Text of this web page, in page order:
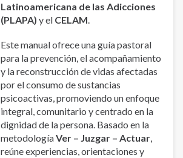
Latinoamericana de las Adicciones
(PLAPA) y el CELAM.
Este manual ofrece una guía pastoral
para la prevención, el acompañamiento
y la reconstrucción de vidas afectadas
por el consumo de sustancias
psicoactivas, promoviendo un enfoque
integral, comunitario y centrado en la
dignidad de la persona. Basado en la
metodologíaVer – Juzgar – Actuar,
reúne experiencias, orientaciones y